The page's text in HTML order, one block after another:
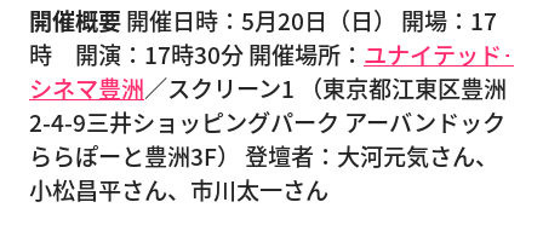
開催概要開催日時：5月20日（日） 開場：17
時 開演：17時30分 開催場所： ユナイテッド･
シネマ豊洲／スクリーン1 （東京都江東区豊洲
2-4-9三井ショッピングパーク アーバンドック
ららぽーと豊洲3F） 登壇者：大河元気さん、
小松昌平さん、市川太一さん